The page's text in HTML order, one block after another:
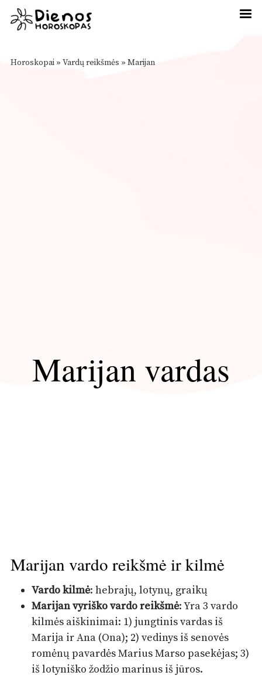
Horoskopai » Vardų reikšmės » Marijan
Marijan vardas
Marijan vardo reikšmė ir kilmė
Vardo kilmė: hebrajų, lotynų, graikų
Marijan vyriško vardo reikšmė: Yra 3 vardo
kilmės aiškinimai: 1) jungtinis vardas iš
Marija ir Ana (Ona); 2) vedinys iš senovės
romėnų pavardės Marius Marso pasekėjas; 3)
iš lotyniško žodžio marinus iš jūros.